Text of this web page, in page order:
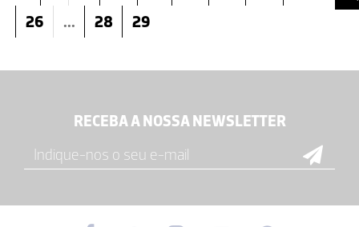
26
... 28 29
RECEBA A NOSSA NEWSLETTER